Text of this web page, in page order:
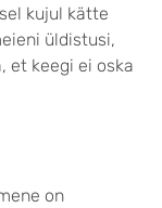
kujul kätte
üldistusi,
et keegi ei oska
on